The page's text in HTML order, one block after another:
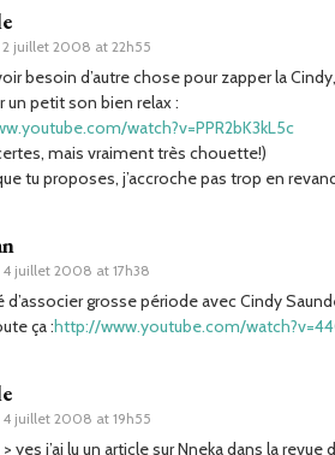
2 juillet 2008 at 22h55
besoin d’autre chose pour zapper la
un petit son bien relax :
watch?v=PPR2bK3kL5c
mais vraiment très chouette!)
tu proposes, j’accroche pas trop en
4 juillet 2008 at 17h38
d’associer grosse période avec Cindy
ça :http://www.youtube.com/
4 juillet 2008 at 19h55
yes j’ai lu un article sur Nneka dans la